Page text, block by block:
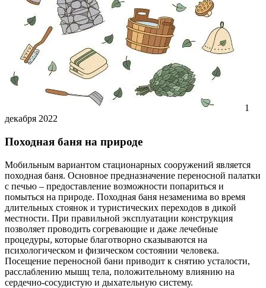
1
декабря 2022
Походная баня на природе
Мобильным вариантом стационарных сооружений является
походная баня. Основное предназначение переносной палатки
с печью – предоставление возможности попариться и
помыться на природе. Походная баня незаменима во время
длительных стоянок и туристических переходов в дикой
местности. При правильной эксплуатации конструкция
позволяет проводить согревающие и даже лечебные
процедуры, которые благотворно сказываются на
психологическом и физическом состоянии человека.
Посещение переносной бани приводит к снятию усталости,
расслаблению мышц тела, положительному влиянию на
сердечно-сосудистую и дыхательную систему.